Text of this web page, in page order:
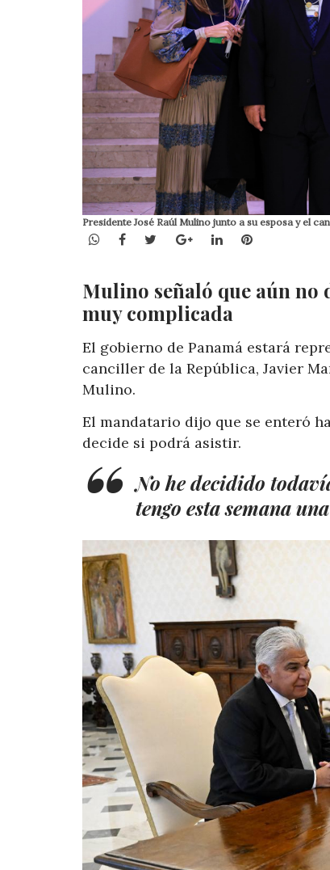
Presidente José Raúl Mulino junto a su esposa y el
WhatsApp
Facebook
TwitterGoogle+LinkedInPinterest
Mulino señaló que aún no
muy complicada
El gobierno de Panamá estará
canciller de la República, Javier
Mulino.
El mandatario dijo que se enteró
decide si podrá asistir.
No he decidido
tengo esta semana